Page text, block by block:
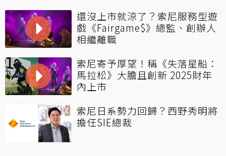
還沒上市就涼了？索尼服務型遊
戲《Fairgame$》總監、創辦人
相繼離職
索尼寄予厚望！稱《失落星船：
馬拉松》大膽且創新 2025財年
內上市
索尼日系勢力回歸？西野秀明將
擔任SIE總裁